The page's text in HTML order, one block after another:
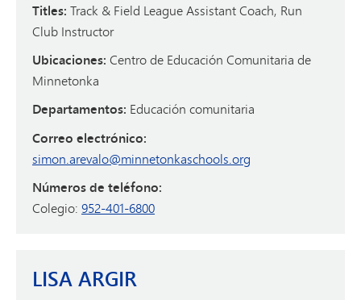
Titles: Track & Field League Assistant Coach, Run
Club Instructor
Ubicaciones: Centro de Educación Comunitaria de
Minnetonka
Departamentos: Educación comunitaria
Correo electrónico:
simon.arevalo@minnetonkaschools.org
Números de teléfono:
Colegio: 952-401-6800
LISA ARGIR